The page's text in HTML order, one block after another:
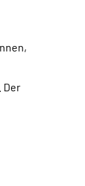
Der